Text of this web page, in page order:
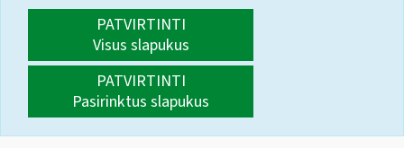
PATVIRTINTI
Visus slapukus
PATVIRTINTI
Pasirinktus slapukus